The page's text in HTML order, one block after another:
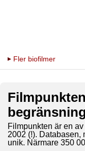
Fler biofilmer
Filmpunkten är en
2002 (!). Databasen,
unik. Närmare 350